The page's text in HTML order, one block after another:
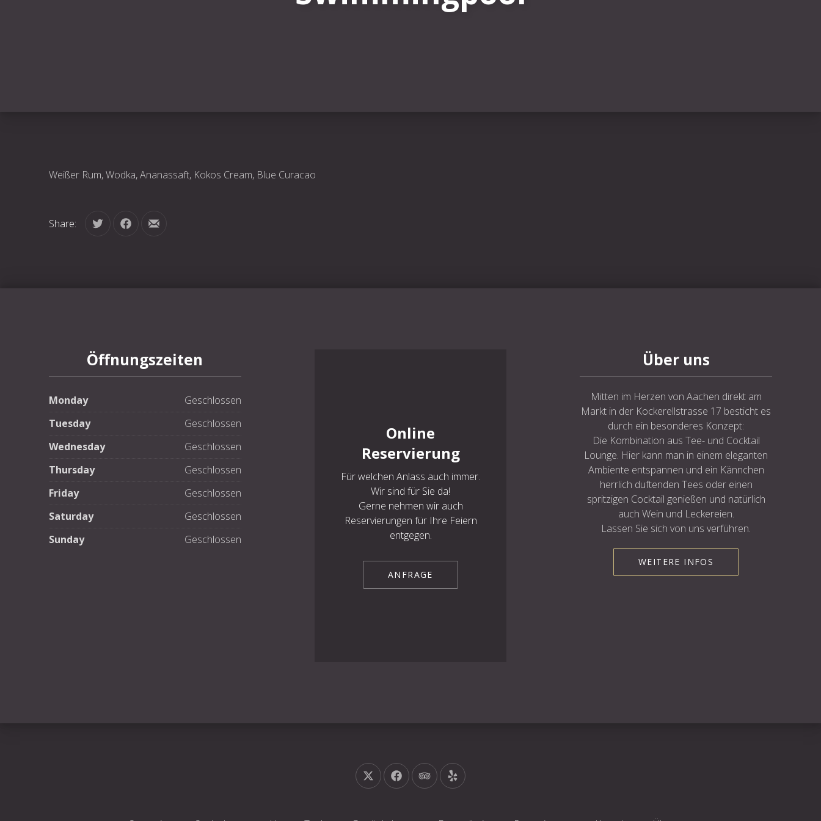
Weißer Rum, Wodka, Ananassaft, Kokos Cream, Blue Curacao
Share: Tweet Share on Facebook
Share by Email
Öffnungszeiten
Monday
Geschlossen
Tuesday
Geschlossen
Wednesday
Geschlossen
Thursday
Geschlossen
Friday
Geschlossen
Saturday
Geschlossen
Sunday
Geschlossen
Online
Reservierung
Für welchen Anlass auch immer.
Wir sind für Sie da!
Gerne nehmen wir auch
Reservierungen für Ihre Feiern
entgegen.
ANFRAGE
Über uns
Mitten im Herzen von Aachen direkt am
Markt in der Kockerellstrasse 17 besticht es
durch ein besonderes Konzept:
Die Kombination aus Tee- und Cocktail
Lounge. Hier kann man in einem eleganten
Ambiente entspannen und ein Kännchen
herrlich duftenden Tees oder einen
spritzigen Cocktail genießen und natürlich
auch Wein und Leckereien.
Lassen Sie sich von uns verführen.
WEITERE INFOS
Neues Fenster
Neues Fenster
Neues FensterNeues Fenster